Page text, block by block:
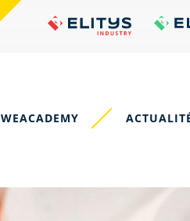
WEACADEMY